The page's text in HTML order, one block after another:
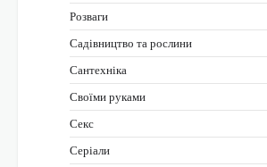
Розваги
Садівництво та рослини
Сантехніка
Своїми руками
Секс
Серіали